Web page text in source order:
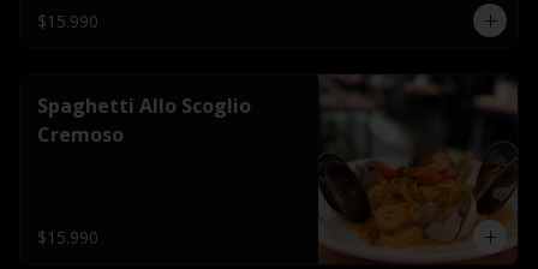
$15.990
Spaghetti Allo Scoglio
Cremoso
$15.990